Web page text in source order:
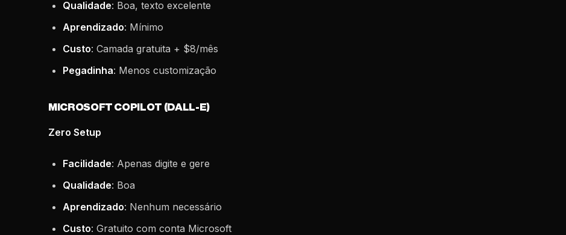
Qualidade: Boa, texto excelente
Aprendizado: Mínimo
Custo: Camada gratuita + $8/mês
Pegadinha: Menos customização
MICROSOFT COPILOT (DALL-E)
Zero Setup
Facilidade: Apenas digite e gere
Qualidade: Boa
Aprendizado: Nenhum necessário
Custo: Gratuito com conta Microsoft